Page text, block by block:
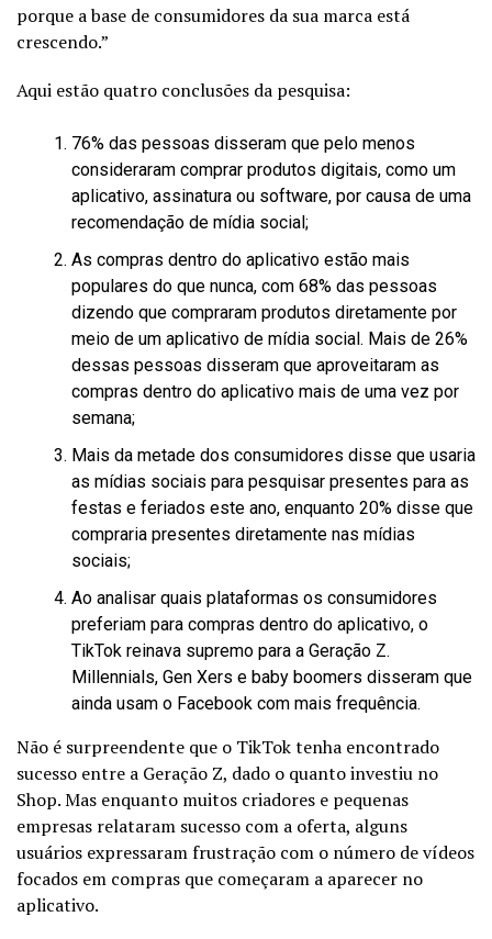
porque a base de consumidores da sua marca está
crescendo.”
Aqui estão quatro conclusões da pesquisa:
76% das pessoas disseram que pelo menos
consideraram comprar produtos digitais, como um
aplicativo, assinatura ou software, por causa de uma
recomendação de mídia social;
As compras dentro do aplicativo estão mais
populares do que nunca, com 68% das pessoas
dizendo que compraram produtos diretamente por
meio de um aplicativo de mídia social. Mais de 26%
dessas pessoas disseram que aproveitaram as
compras dentro do aplicativo mais de uma vez por
semana;
Mais da metade dos consumidores disse que usaria
as mídias sociais para pesquisar presentes para as
festas e feriados este ano, enquanto 20% disse que
compraria presentes diretamente nas mídias
sociais;
Ao analisar quais plataformas os consumidores
preferiam para compras dentro do aplicativo, o
TikTok reinava supremo para a Geração Z.
Millennials, Gen Xers e baby boomers disseram que
ainda usam o Facebook com mais frequência.
Não é surpreendente que o TikTok tenha encontrado
sucesso entre a Geração Z, dado o quanto investiu no
Shop. Mas enquanto muitos criadores e pequenas
empresas relataram sucesso com a oferta, alguns
usuários expressaram frustração com o número de vídeos
focados em compras que começaram a aparecer no
aplicativo.